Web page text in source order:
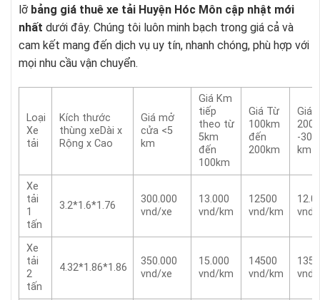
lỡ bảng giá thuê xe tải Huyện Hóc Môn cập nhật mới
nhất dưới đây. Chúng tôi luôn minh bạch trong giá cả và
cam kết mang đến dịch vụ uy tín, nhanh chóng, phù hợp với
mọi nhu cầu vận chuyển.
Loại
Xe
tải
Kích thước
thùng xeDài x
Rộng x Cao
Giá mở
cửa <5
km
Giá Km
tiếp
theo từ
5km
đến
100km
Giá Từ
100km
đến
200km
Giá
-300
km
Xe
tải
1
tấn
3.2*1.6*1.76
300.000
vnd/xe
13.000
vnd/km
12500
vnd/km
vnd/
Xe
tải
2
tấn
4.32*1.86*1.86
350.000
vnd/xe
15.000
vnd/km
14500
vnd/km
vnd/